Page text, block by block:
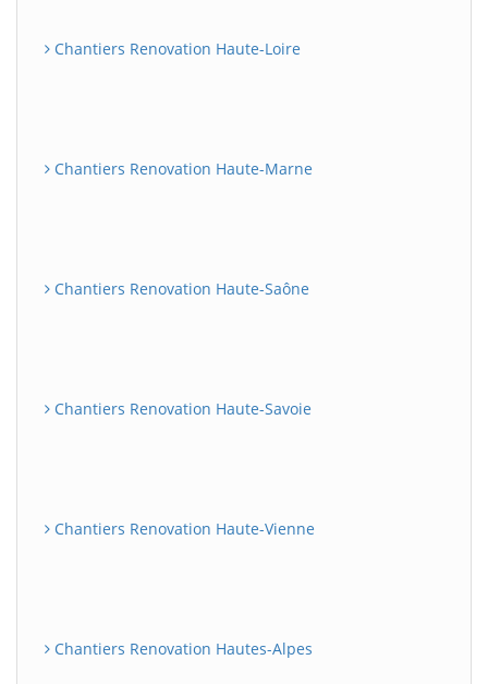
Chantiers Renovation Haute-Loire
Chantiers Renovation Haute-Marne
Chantiers Renovation Haute-Saône
Chantiers Renovation Haute-Savoie
Chantiers Renovation Haute-Vienne
Chantiers Renovation Hautes-Alpes